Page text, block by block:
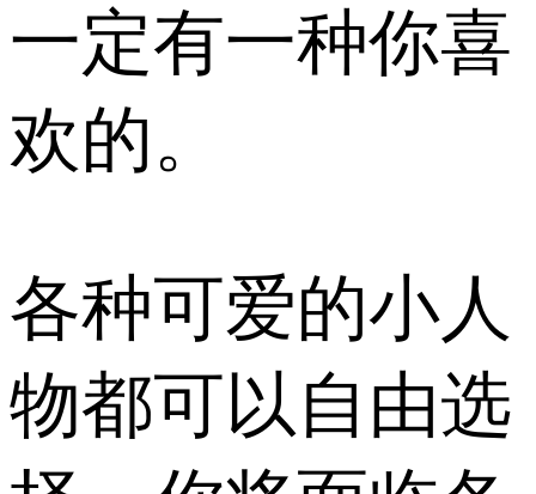
一定有一种你喜
欢的。
各种可爱的小人
物都可以自由选